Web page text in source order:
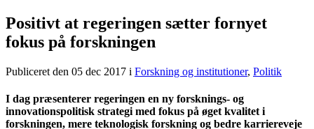
Positivt at regeringen sætter fornyet
fokus på forskningen
Publiceret den 05 dec 2017 i Forskning og institutioner, Politik
I dag præsenterer regeringen en ny forsknings- og
innovationspolitisk strategi med fokus på øget kvalitet i
forskningen, mere teknologisk forskning og bedre karriereveje